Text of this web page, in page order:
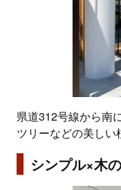
県道312号線から南
ツリーなどの美しい
シンプル×木